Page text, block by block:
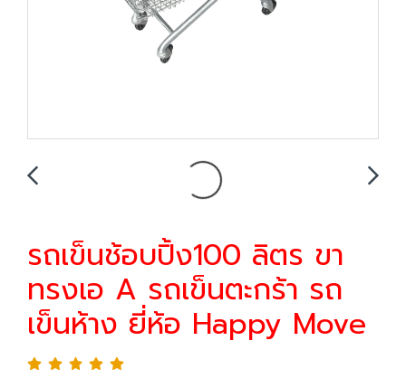
รถเข็นช้อบปิ้ง100 ลิตร ขา
ทรงเอ A รถเข็นตะกร้า รถ
เข็นห้าง ยี่ห้อ Happy Move